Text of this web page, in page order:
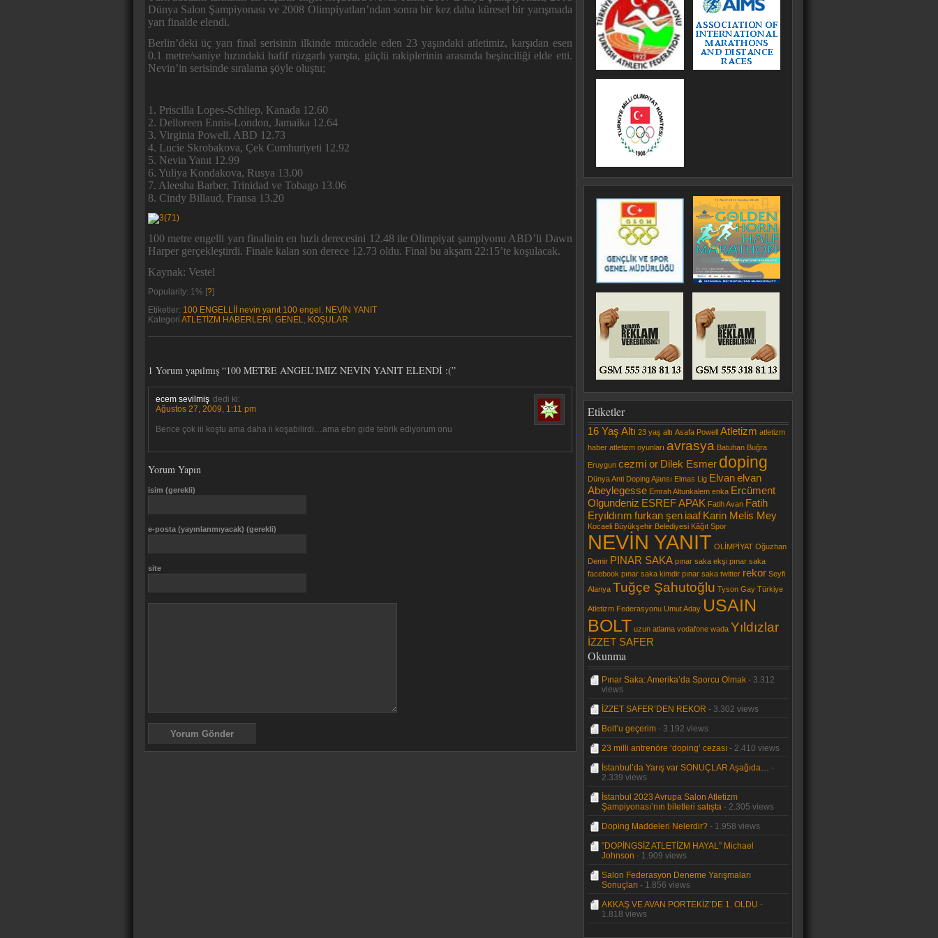
Dünya Salon Şampiyonası ve 2008 Olimpiyatları’ndan sonra bir kez daha küresel bir yarışmada
yarı finalde elendi.
Berlin’deki üç yarı final serisinin ilkinde mücadele eden 23 yaşındaki atletimiz, karşıdan esen
0.1 metre/saniye hızındaki hafif rüzgarlı yarışta, güçlü rakiplerinin arasında beşinciliği elde etti.
Nevin’in serisinde sıralama şöyle oluştu;
1. Priscilla Lopes-Schliep, Kanada 12.60
2. Delloreen Ennis-London, Jamaika 12.64
3. Virginia Powell, ABD 12.73
4. Lucie Skrobakova, Çek Cumhuriyeti 12.92
5. Nevin Yanıt 12.99
6. Yuliya Kondakova, Rusya 13.00
7. Aleesha Barber, Trinidad ve Tobago 13.06
8. Cindy Billaud, Fransa 13.20
100 metre engelli yarı finalinin en hızlı derecesini 12.48 ile Olimpiyat şampiyonu ABD’li Dawn
Harper gerçekleştirdi. Finale kalan son derece 12.73 oldu. Final bu akşam 22:15’te koşulacak.
Kaynak: Vestel
Popularity: 1% [?]
Etiketler: 100 ENGELLİİ nevin yanıt 100 engel , NEVİN YANIT
Kategori ATLETİZM HABERLERİ , GENEL, KOŞULAR
1 Yorum yapılmış “100 METRE ANGEL’IMIZ NEVİN YANIT ELENDİ :(”
ecem sevilmiş dedi ki:
Ağustos 27, 2009, 1:11 pm
Bence çok iii koştu ama daha ii koşabilirdi…ama ebn gide tebrik ediyorum onu
Yorum Yapın
isim (gerekli)
e-posta (yayınlanmıyacak) (gerekli)
site
Etiketler
16 Yaş Altı 23 yaş altı Asafa Powell Atletizm atletizm
haber atletizm oyunları avrasya Batuhan Buğra
Eruygun cezmi or Dilek Esmer doping
Dünya Anti Doping Ajansı Elmas Lig Elvan elvan
Abeylegesse Emrah Altunkalem enka Ercüment
Olgundeniz ESREF APAK Fatih Avan Fatih
Eryıldırım furkan şen iaaf Karin Melis Mey
Kocaeli Büyükşehir Belediyesi Kâğıt Spor
NEVİN YANIT OLİMPİYAT Oğuzhan
Demir PINAR SAKA pınar saka ekşi pınar saka
facebook pınar saka kimdir pınar saka twitter rekor Seyfi
Alanya Tuğçe Şahutoğlu Tyson Gay Türkiye
Atletizm Federasyonu Umut Aday USAIN
BOLT uzun atlama vodafone wada Yıldızlar
İZZET SAFER
Okunma
Pınar Saka: Amerika’da Sporcu Olmak- 3.312
views
İZZET SAFER’DEN REKOR - 3.302 views
Bolt’u geçerim- 3.192 views
23 milli antrenöre ‘doping’ cezası- 2.410 views
İstanbul’da Yarış var SONUÇLAR Aşağıda… -
2.339 views
İstanbul 2023 Avrupa Salon Atletizm
Şampiyonası’nın biletleri satışta- 2.305 views
Doping Maddeleri Nelerdir?- 1.958 views
”DOPİNGSİZ ATLETİZM HAYAL” Michael
Johnson - 1.909 views
Salon Federasyon Deneme Yarışmaları
Sonuçları- 1.856 views
AKKAŞ VE AVAN PORTEKİZ’DE 1. OLDU -
1.818 views